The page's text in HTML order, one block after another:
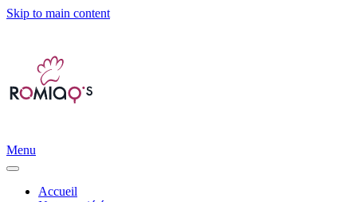
Skip to main content
Menu
Accueil